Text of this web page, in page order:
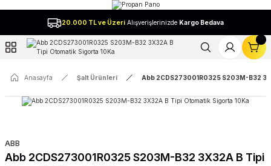
20.000 TL ve Üzeri Alışverişlerinizde Kargo Bedava
Anasayfa Şalt Ürünleri Abb 2CDS273001R0325 S203M-B32
ABB
Abb 2CDS273001R0325 S203M-B32 3X32A B Tipi